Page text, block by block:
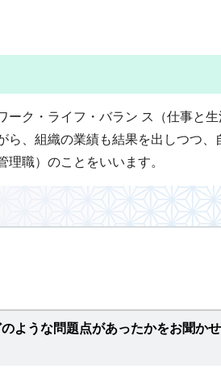
ーク・ライフ・バラン ス（仕事と
ら、組織の業績も結果を出しつつ、
職）のことをいいます。
ような問題点があったかをお聞か